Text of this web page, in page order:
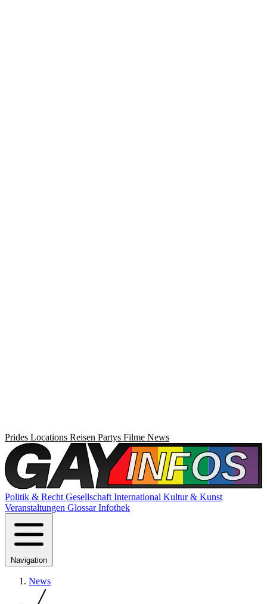
Prides Locations Reisen Partys Filme News
Politik & Recht Gesellschaft International Kultur & Kunst
Veranstaltungen GlossarInfothek
Navigation
News